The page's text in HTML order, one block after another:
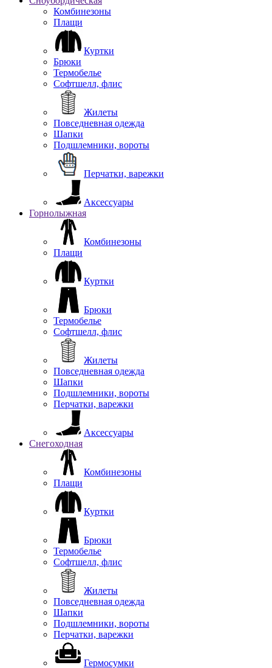
Комбинезоны
Плащи
Куртки
Брюки
Термобелье
Софтшелл, флис
Жилеты
Повседневная одежда
Шапки
Подшлемники, вороты
Перчатки, варежки
Аксессуары
Горнолыжная
Комбинезоны
Плащи
Куртки
Брюки
Термобелье
Софтшелл, флис
Жилеты
Повседневная одежда
Шапки
Подшлемники, вороты
Перчатки, варежки
Аксессуары
Снегоходная
Комбинезоны
Плащи
Куртки
Брюки
Термобелье
Софтшелл, флис
Жилеты
Повседневная одежда
Шапки
Подшлемники, вороты
Перчатки, варежки
Гермосумки